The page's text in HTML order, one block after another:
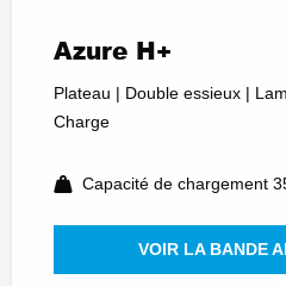
Azure H+
Plateau | Double essieux |
Charge
Capacité de chargement
VOIR LA BANDE